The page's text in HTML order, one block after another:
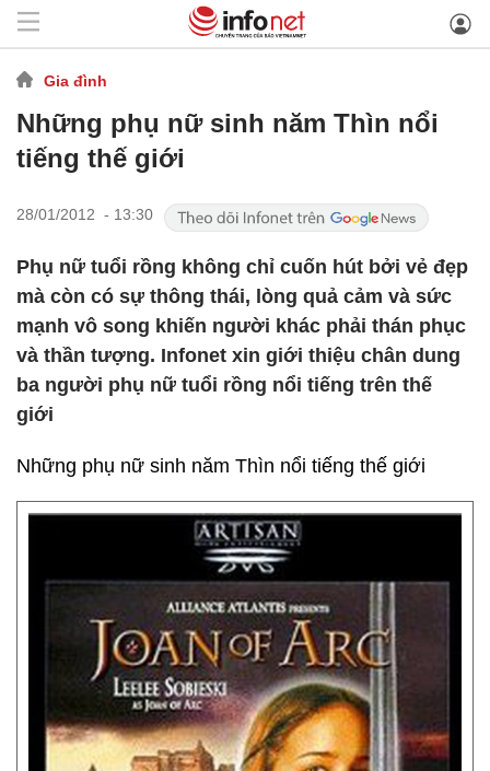
Gia đình
Những phụ nữ sinh năm Thìn nổi
tiếng thế giới
28/01/2012 - 13:30
Phụ nữ tuổi rồng không chỉ cuốn hút bởi vẻ đẹp
mà còn có sự thông thái, lòng quả cảm và sức
mạnh vô song khiến người khác phải thán phục
và thần tượng. Infonet xin giới thiệu chân dung
ba người phụ nữ tuổi rồng nổi tiếng trên thế
giới
Những phụ nữ sinh năm Thìn nổi tiếng thế giới